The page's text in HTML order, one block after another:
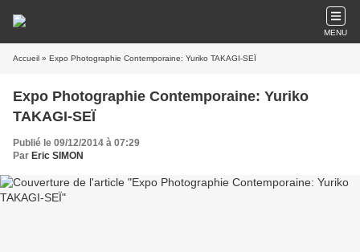
MENU
Accueil » Expo Photographie Contemporaine: Yuriko TAKAGI-SEÏ
Expo Photographie Contemporaine: Yuriko
TAKAGI-SEÏ
Publié le 09/12/2014 à 07:29
Par Eric SIMON